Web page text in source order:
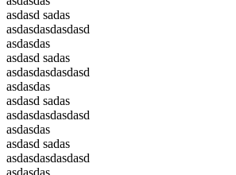
asdasd sadas
asdasdasdasdasd
asdasdas
asdasd sadas
asdasdasdasdasd
asdasdas
asdasd sadas
asdasdasdasdasd
asdasdas
asdasd sadas
asdasdasdasdasd
asdasdas